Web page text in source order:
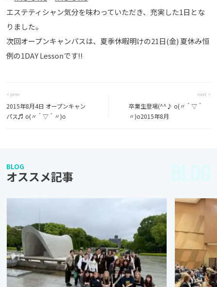
エステティシャン気分を味わっていただき、充実した1日とな
りました。
次回オープンキャンパスは、夏季休暇明けの21日(金) 夏休み恒
例の1DAY Lessonです!!
< prev
2015年8月4日 オープンキャン
パス♬ o(〃＾▽＾〃)o
next >
卒業生登場(^^♪ o(〃＾▽＾
〃)o2015年8月
BLOG
オススメ記事